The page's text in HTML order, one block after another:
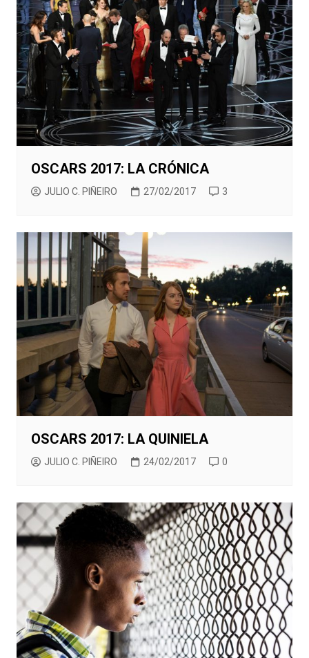
OSCARS 2017: LA CRÓNICA
JULIO C. PIÑEIRO 27/02/2017 3
OSCARS 2017: LA QUINIELA
JULIO C. PIÑEIRO 24/02/2017 0